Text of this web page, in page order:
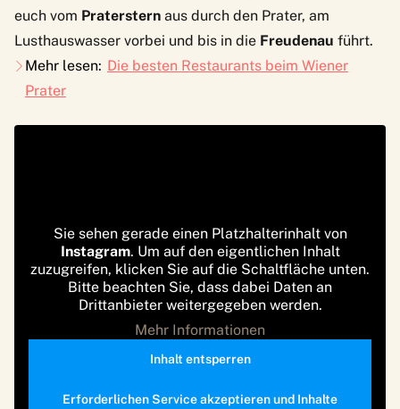
euch vom Praterstern aus durch den Prater, am
Lusthauswasser vorbei und bis in die Freudenau führt.
Mehr lesen: Die besten Restaurants beim Wiener
Prater
Sie sehen gerade einen Platzhalterinhalt von
Instagram. Um auf den eigentlichen Inhalt
zuzugreifen, klicken Sie auf die Schaltfläche unten.
Bitte beachten Sie, dass dabei Daten an
Drittanbieter weitergegeben werden.
Mehr Informationen
Inhalt entsperren
Erforderlichen Service akzeptieren und Inhalte